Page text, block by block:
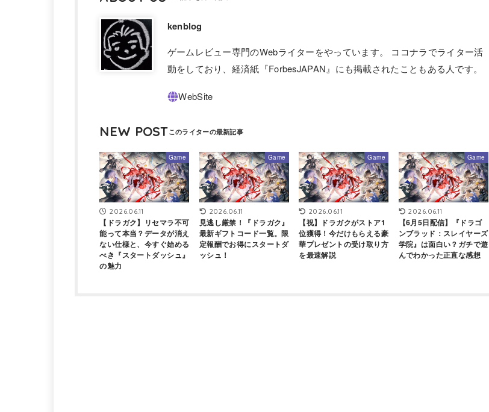
kenblog
ゲームレビュー専門のWebライターをやっています。 ココナラでライター活
動をしており、経済紙『ForbesJAPAN』にも掲載されたこともある人です。
NEW POST
Game
2026.06.11
【ドラガク】リセマラ不可
能って本当？データが消え
ない仕様と、今すぐ始める
べき『スタートダッシュ』
の魅力
Game
2026.06.11
見逃し厳禁！『ドラガク』
最新ギフトコード一覧。限
定報酬でお得にスタートダ
ッシュ！
Game
2026.06.11
【祝】ドラガクがストア1
位獲得！今だけもらえる豪
華プレゼントの受け取り方
を最速解説
Game
2026.06.11
【6月5日配信】『ドラゴ
ンブラッド：スレイヤーズ
学院』は面白い？ガチで遊
んでわかった正直な感想